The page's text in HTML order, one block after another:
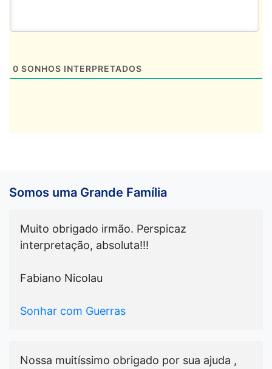
0 SONHOS INTERPRETADOS
Somos uma Grande Família
Muito obrigado irmão. Perspicaz
interpretação, absoluta!!!
Fabiano Nicolau
Sonhar com Guerras
Nossa muitíssimo obrigado por sua ajuda ,